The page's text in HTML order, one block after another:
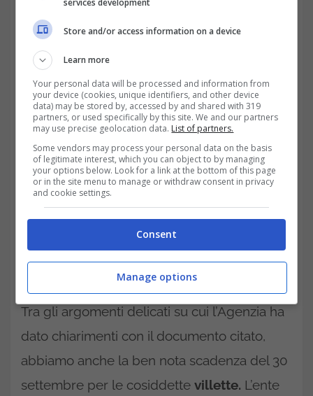
Altri punti controversi sul
Superbonus affrontati dalla
circolare n. 33 del 2022 delle
Tra gli argomenti delicati su cui l’Agenzia ha
dato chiarimenti con il documento citato,
abbiamo anche la ben nota scadenza del 30
settembre per le cosiddette villette. L’ente
services development
Store and/or access information on a device
Learn more
Your personal data will be processed and information from
your device (cookies, unique identifiers, and other device
data) may be stored by, accessed by and shared with 319
partners, or used specifically by this site. We and our partners
may use precise geolocation data. List of partners.
Some vendors may process your personal data on the basis
of legitimate interest, which you can object to by managing
your options below. Look for a link at the bottom of this page
or in the site menu to manage or withdraw consent in privacy
and cookie settings.
Consent
Manage options